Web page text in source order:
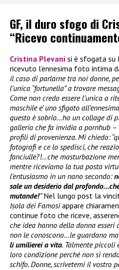
GF, il duro sfogo di
“Ricevo
Cristina Plevani si è sfogata su
ricevuto l’ennesima foto intima
il caso di parlarne tra noi donne,
l’unica “fortunella” a trovare
Come non credo essere l’unica a
maschile e’ uno sfigato
questo è sobrio…ho un collage di
galleria che fa invidia a pornhub
profili di provenienza. Mi chiedo:
fotografi e ce lo spedisci, che
fanciulle?!…che masturbazione
mentre riceviamo la tua posta
l’entusiasmo in un nano secondo:
sale un desiderio dal
mutande!”Nel lungo post la
Isola dei Famosiappare
continue foto che riceve,
che idea hanno della donna esseri
non le conoscono…le guardano
li umilierei a vita. Talmente
loro condizione perché non si
schifo. Donne, scrivetemi il vostro